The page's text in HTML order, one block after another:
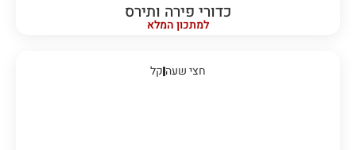
כדורי פירה ותירס
למתכון המלא
חצי שעה קל